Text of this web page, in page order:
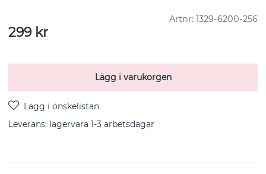
Artnr: 1329-6200-256
299kr
Lägg i varukorgen
Leverans: lagervara 1-3 arbetsdagar